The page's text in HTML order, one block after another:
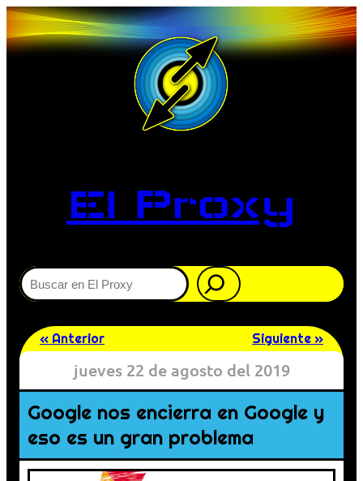
El Proxy
Buscar
« Anterior Siguiente »
jueves 22 de agosto del 2019
Google nos encierra en Google y
eso es un gran problema